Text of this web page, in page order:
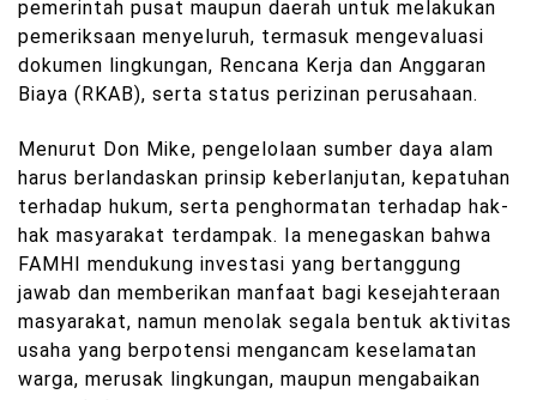
pemerintah pusat maupun daerah untuk melakukan
pemeriksaan menyeluruh, termasuk mengevaluasi
dokumen lingkungan, Rencana Kerja dan Anggaran
Biaya (RKAB), serta status perizinan perusahaan.
Menurut Don Mike, pengelolaan sumber daya alam
harus berlandaskan prinsip keberlanjutan, kepatuhan
terhadap hukum, serta penghormatan terhadap hak-
hak masyarakat terdampak. Ia menegaskan bahwa
FAMHI mendukung investasi yang bertanggung
jawab dan memberikan manfaat bagi kesejahteraan
masyarakat, namun menolak segala bentuk aktivitas
usaha yang berpotensi mengancam keselamatan
warga, merusak lingkungan, maupun mengabaikan